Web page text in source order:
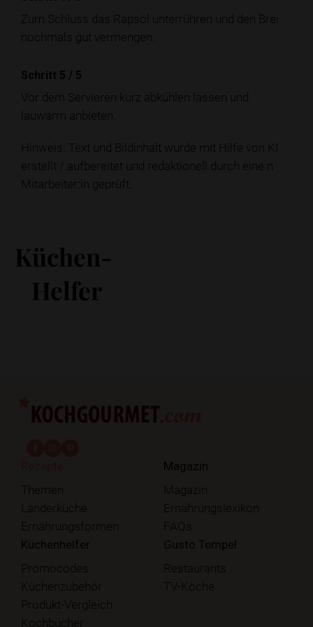
Zum Schluss das Rapsöl unterrühren und den Brei
nochmals gut vermengen.
Schritt 5 / 5
Vor dem Servieren kurz abkühlen lassen und
lauwarm anbieten.
Hinweis: Text und Bildinhalt wurde mit Hilfe von KI
erstellt / aufbereitet und redaktionell durch eine:n
Mitarbeiter:in geprüft.
Küchen-
Helfer
Themen
Länderküche
Ernährungsformen
Magazin
Magazin
Ernährungslexikon
FAQs
Küchenhelfer
Promocodes
Küchenzubehör
Produkt-Vergleich
Kochbücher
Gusto Tempel
Restaurants
TV-Köche